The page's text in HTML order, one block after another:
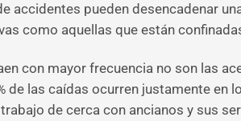
pueden desencadenar
como aquellas que están
con mayor frecuencia no son las
las caídas ocurren justamente en
de cerca con ancianos y sus